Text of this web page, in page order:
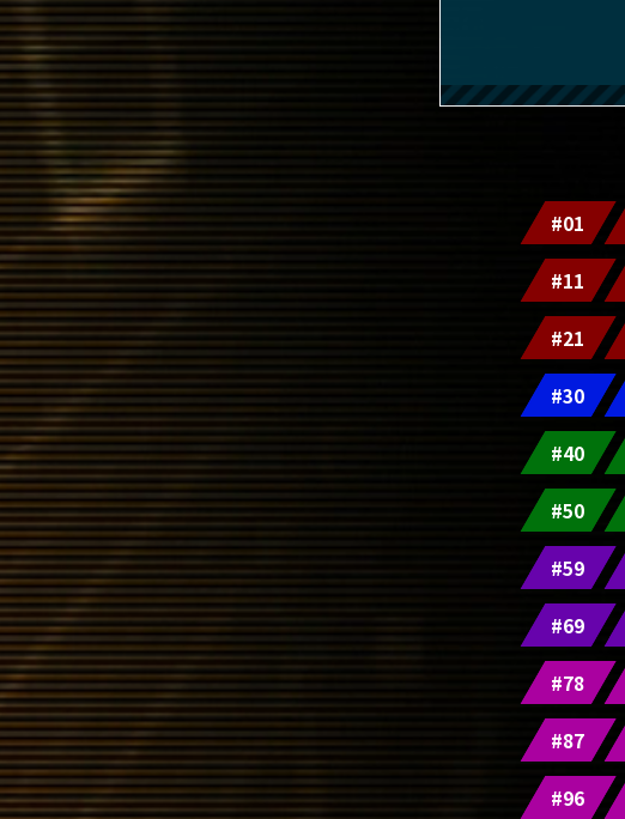
#01
#11
#21
#30
#40
#50
#59
#69
#78
#87
#96